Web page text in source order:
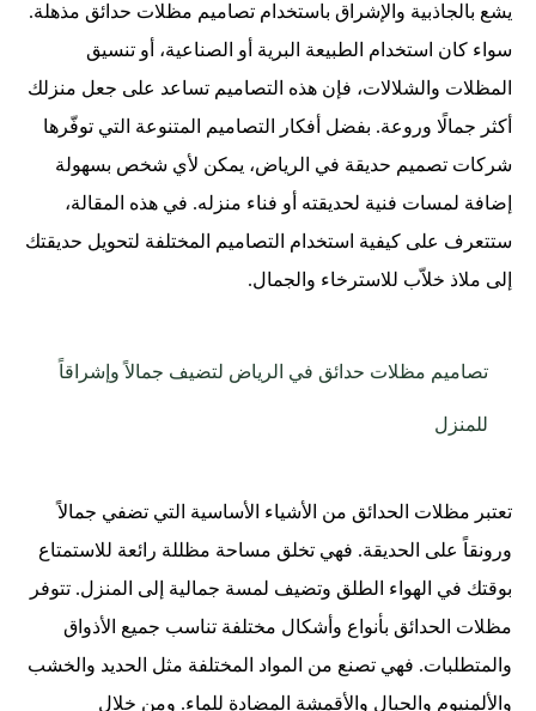
يشع بالجاذبية والإشراق باستخدام تصاميم مظلات حدائق مذهلة.
سواء كان استخدام الطبيعة البرية أو الصناعية، أو تنسيق
المظلات والشلالات، فإن هذه التصاميم تساعد على جعل منزلك
أكثر جمالًا وروعة. بفضل أفكار التصاميم المتنوعة التي توفّرها
شركات تصميم حديقة في الرياض، يمكن لأي شخص بسهولة
إضافة لمسات فنية لحديقته أو فناء منزله. في هذه المقالة،
ستتعرف على كيفية استخدام التصاميم المختلفة لتحويل حديقتك
إلى ملاذ خلاّب للاسترخاء والجمال.
تصاميم مظلات حدائق في الرياض لتضيف جمالاً وإشراقاً
للمنزل
تعتبر مظلات الحدائق من الأشياء الأساسية التي تضفي جمالاً
ورونقاً على الحديقة. فهي تخلق مساحة مظللة رائعة للاستمتاع
بوقتك في الهواء الطلق وتضيف لمسة جمالية إلى المنزل. تتوفر
مظلات الحدائق بأنواع وأشكال مختلفة تناسب جميع الأذواق
والمتطلبات. فهي تصنع من المواد المختلفة مثل الحديد والخشب
والألمنيوم والحبال والأقمشة المضادة للماء. ومن خلال